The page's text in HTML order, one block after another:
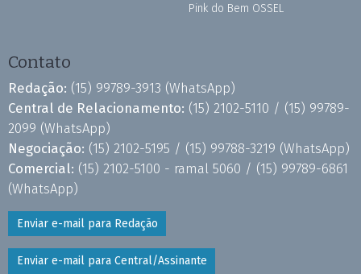
Pink do Bem OSSEL
Contato
Redação: (15) 99789-3913 (WhatsApp)
Central de Relacionamento: (15) 2102-5110 / (15) 99789-
2099 (WhatsApp)
Negociação: (15) 2102-5195 / (15) 99788-3219 (WhatsApp)
Comercial: (15) 2102-5100 - ramal 5060 / (15) 99789-6861
(WhatsApp)
Enviar e-mail para Redação
Enviar e-mail para Central/Assinante